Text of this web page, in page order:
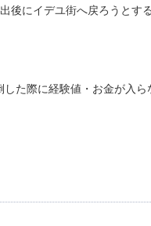
にイデユ街へ戻ろうとす
際に経験値・お金が入